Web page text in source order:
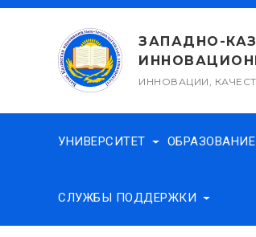
Перейти
содержимому
ЗАПАДНО-
ИННОВАЦИИ,
УНИВЕРСИТЕТ ОБРАЗОВАНИЕ
СЛУЖБЫ ПОДДЕРЖКИ